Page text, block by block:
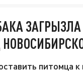
питомца